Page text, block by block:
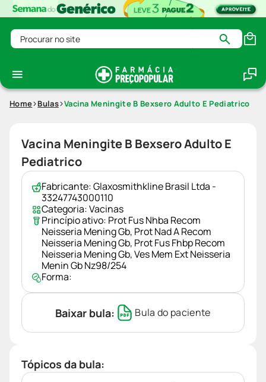
Procurar no site
Home Bulas Vacina Meningite B Bexsero Adulto E Pediatrico
Vacina Meningite B Bexsero Adulto E
Pediatrico
Fabricante:Glaxosmithkline Brasil Ltda -
33247743000110
Categoria:Vacinas
Princípio ativo: Prot Fus Nhba Recom
Neisseria Mening Gb, Prot Nad A Recom
Neisseria Mening Gb, Prot Fus Fhbp Recom
Neisseria Mening Gb,Ves Mem Ext Neisseria
Menin Gb Nz98/254
Forma:
Baixar bula: Bula do paciente
Tópicos da bula: